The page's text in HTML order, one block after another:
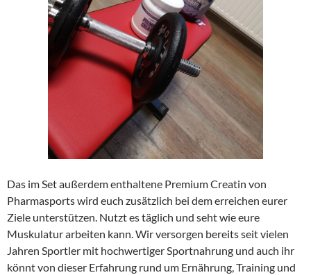
Das im Set außerdem enthaltene Premium Creatin von
Pharmasports wird euch zusätzlich bei dem erreichen eurer
Ziele unterstützen. Nutzt es täglich und seht wie eure
Muskulatur arbeiten kann. Wir versorgen bereits seit vielen
Jahren Sportler mit hochwertiger Sportnahrung und auch ihr
könnt von dieser Erfahrung rund um Ernährung, Training und